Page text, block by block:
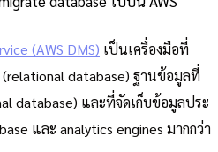
(AWS DMS) เป็นเครื่องมือที่
database) ฐานข้อมูลที่
database) และที่จัดเก็บข้อมูลประ
และ analytics engines มากกว่า